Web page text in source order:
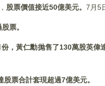
股票價值接近50億美元。 7月5
票。
份，黃仁勳抛售了130萬股英偉
股票合計套現超過7億美元。